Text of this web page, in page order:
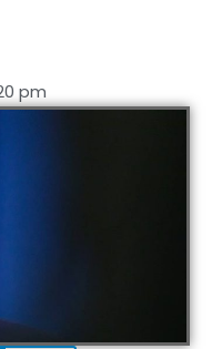
pm